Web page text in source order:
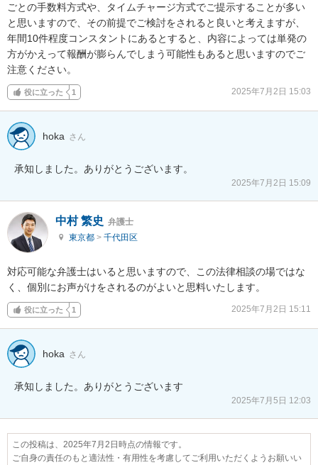
ごとの手数料方式や、タイムチャージ方式でご提示することが多い
と思いますので、その前提でご検討をされると良いと考えますが、
年間10件程度コンスタントにあるとすると、内容によっては単発の
方がかえって報酬が膨らんでしまう可能性もあると思いますのでご
注意ください。
役に立った 1 2025年7月2日 15:03
hoka さん
承知しました。ありがとうございます。
2025年7月2日 15:09
中村 繁史 弁護士
東京都 > 千代田区
対応可能な弁護士はいると思いますので、この法律相談の場ではな
く、個別にお声がけをされるのがよいと思料いたします。
役に立った 1 2025年7月2日 15:11
hoka さん
承知しました。ありがとうございます
2025年7月5日 12:03
この投稿は、2025年7月2日時点の情報です。
ご自身の責任のもと適法性・有用性を考慮してご利用いただくようお願いい